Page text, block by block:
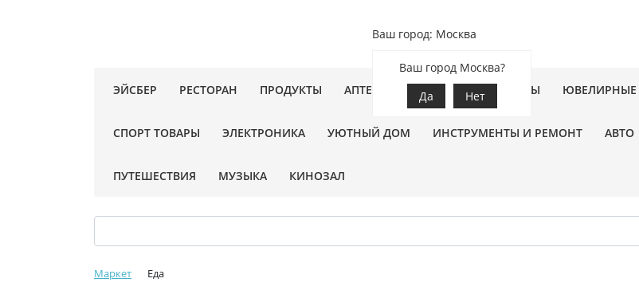
Ваш город: Москва
Ваш город Москва?
Да
Нет
ЭЙСБЕР РЕСТОРАН ПРОДУКТЫ АПТЕКА ЗООТОВАРЫ ЦВЕТЫ ЮВЕЛИРНЫЕ
СПОРТ ТОВАРЫ ЭЛЕКТРОНИКА УЮТНЫЙ ДОМ ИНСТРУМЕНТЫ И РЕМОНТ АВТО
ПУТЕШЕСТВИЯ МУЗЫКА КИНОЗАЛ
Маркет Еда